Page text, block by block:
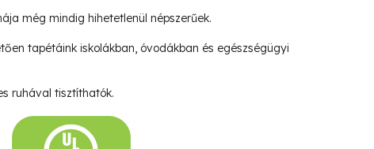
még mindig hihetetlenül népszerűek.
tapétáink iskolákban, óvodákban és egészségügyi
ruhával tisztíthatók.